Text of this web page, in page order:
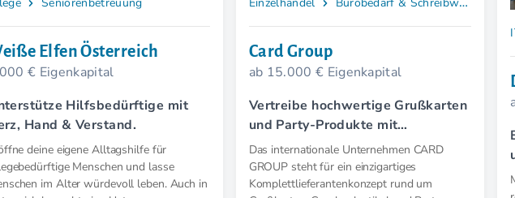
Elfen Österreich
€ Eigenkapital
Hilfsbedürftige mit
Hand & Verstand.
deine eigene Alltagshilfe für
Menschen und lasse
im Alter würdevoll leben. Auch in
Card Group
ab 15.000 € Eigenkapital
Vertreibe hochwertige Grußkarten
und Party-Produkte mit
Kommissionssystem.
Das internationale Unternehmen CARD
GROUP steht für ein einzigartiges
Komplettlieferantenkonzept rund um